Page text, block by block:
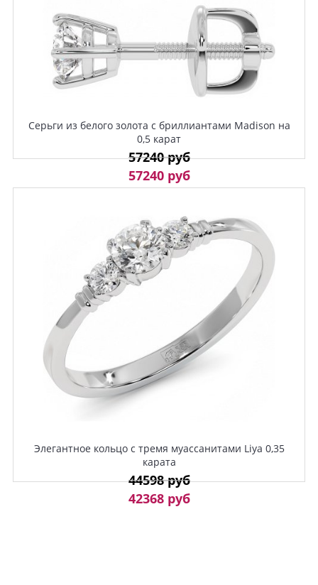
Серьги из белого золота с бриллиантами Madison на
0,5 карат
57240 руб
57240 руб
Элегантное кольцо с тремя муассанитами Liya 0,35
карата
44598 руб
42368 руб